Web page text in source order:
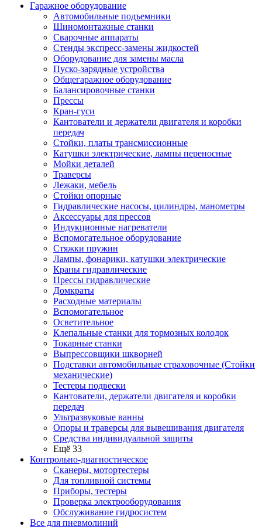
Гаражное оборудование
Автомобильные подъемники
Шиномонтажные станки
Сварочные аппараты
Стенды экспресс-замены жидкостей
Оборудование для замены масла
Пуско-зарядные устройства
Общегаражное оборудование
Балансировочные станки
Прессы
Кран-гуси
Кантователи и держатели двигателя и коробки
передач
Стойки, платы трансмиссионные
Катушки электрические, лампы переносные
Мойки деталей
Траверсы
Лежаки, мебель
Стойки опорные
Гидравлические насосы, цилиндры, манометры
Аксессуары для прессов
Индукционные нагреватели
Вспомогательное оборудование
Стяжки пружин
Лампы, фонарики, катушки электрические
Краны гидравлические
Прессы гидравлические
Домкраты
Расходные материалы
Вспомогательное
Осветительное
Клепальные станки для тормозных колодок
Токарные станки
Выпрессовщики шкворней
Подставки автомобильные страховочные (Стойки
механические)
Тестеры подвески
Кантователи, держатели двигателя и коробки
передач
Ультразвуковые ванны
Опоры и траверсы для вывешивания двигателя
Средства индивидуальной защиты
Ещё 33
Контрольно-диагностическое
Сканеры, мотортестеры
Для топливной системы
Приборы, тестеры
Проверка электрооборудования
Обслуживание гидросистем
Все для пневмолиний